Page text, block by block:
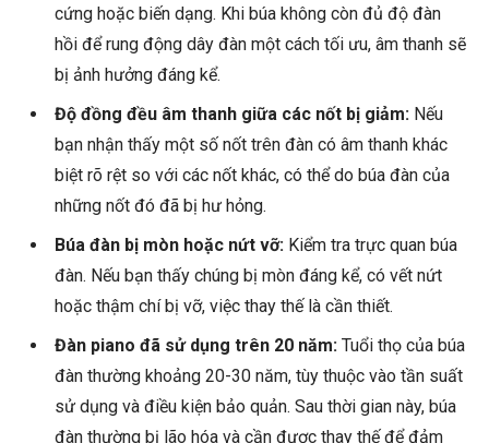
cứng hoặc biến dạng. Khi búa không còn đủ độ đàn
hồi để rung động dây đàn một cách tối ưu, âm thanh sẽ
bị ảnh hưởng đáng kể.
Độ đồng đều âm thanh giữa các nốt bị giảm: Nếu
bạn nhận thấy một số nốt trên đàn có âm thanh khác
biệt rõ rệt so với các nốt khác, có thể do búa đàn của
những nốt đó đã bị hư hỏng.
Búa đàn bị mòn hoặc nứt vỡ: Kiểm tra trực quan búa
đàn. Nếu bạn thấy chúng bị mòn đáng kể, có vết nứt
hoặc thậm chí bị vỡ, việc thay thế là cần thiết.
Đàn piano đã sử dụng trên 20 năm: Tuổi thọ của búa
đàn thường khoảng 20-30 năm, tùy thuộc vào tần suất
sử dụng và điều kiện bảo quản. Sau thời gian này, búa
đàn thường bị lão hóa và cần được thay thế để đảm